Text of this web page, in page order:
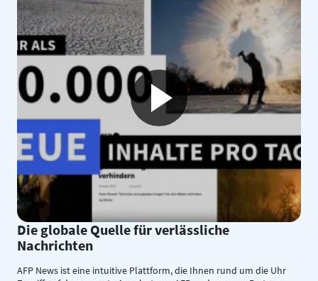
Die globale Quelle für verlässliche
Nachrichten
AFP News ist eine intuitive Plattform, die Ihnen rund um die Uhr